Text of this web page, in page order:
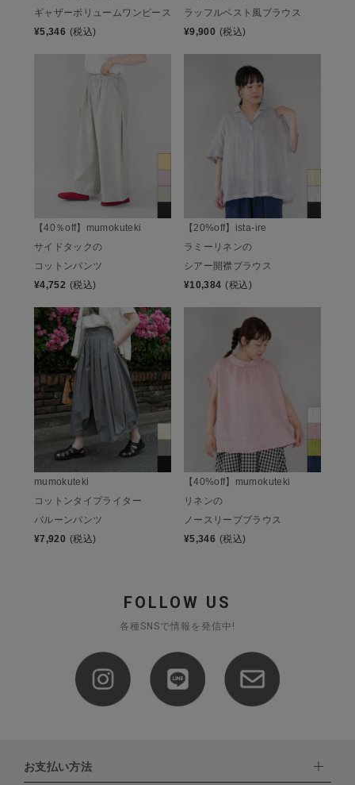
ギャザーボリュームワンピース
¥5,346 (税込)
ラッフルベスト風ブラウス
¥9,900 (税込)
【40％off】mumokuteki
サイドタックの
コットンパンツ
¥4,752 (税込)
【20%off】ista-ire
ラミーリネンの
シアー開襟ブラウス
¥10,384 (税込)
mumokuteki
コットンタイプライター
バルーンパンツ
¥7,920 (税込)
【40%off】mumokuteki
リネンの
ノースリーブブラウス
¥5,346 (税込)
FOLLOW US
各種SNSで情報を発信中!
お支払い方法